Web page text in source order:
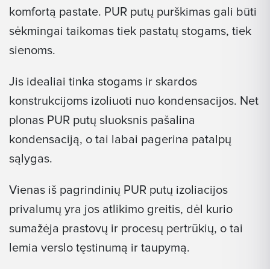
komfortą pastate. PUR putų purškimas gali būti
sėkmingai taikomas tiek pastatų stogams, tiek
sienoms.
Jis idealiai tinka stogams ir skardos
konstrukcijoms izoliuoti nuo kondensacijos. Net
plonas PUR putų sluoksnis pašalina
kondensaciją, o tai labai pagerina patalpų
sąlygas.
Vienas iš pagrindinių PUR putų izoliacijos
privalumų yra jos atlikimo greitis, dėl kurio
sumažėja prastovų ir procesų pertrūkių, o tai
lemia verslo tęstinumą ir taupymą.